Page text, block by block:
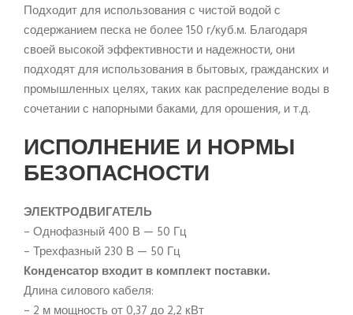
Подходит для использования с чистой водой с
содержанием песка не более 150 г/куб.м. Благодаря
своей высокой эффективности и надежности, они
подходят для использования в бытовых, гражданских и
промышленных целях, таких как распределение воды в
сочетании с напорными баками, для орошения, и т.д.
ИСПОЛНЕНИЕ И НОРМЫ
БЕЗОПАСНОСТИ
ЭЛЕКТРОДВИГАТЕЛЬ
– Однофазный 400 В — 50 Гц
– Трехфазный 230 В — 50 Гц
Конденсатор входит в комплект поставки.
Длина силового кабеля:
– 2 м мощность от 0,37 до 2,2 кВт